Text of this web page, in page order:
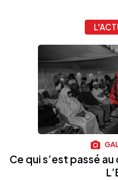
Ce qui s’est passé